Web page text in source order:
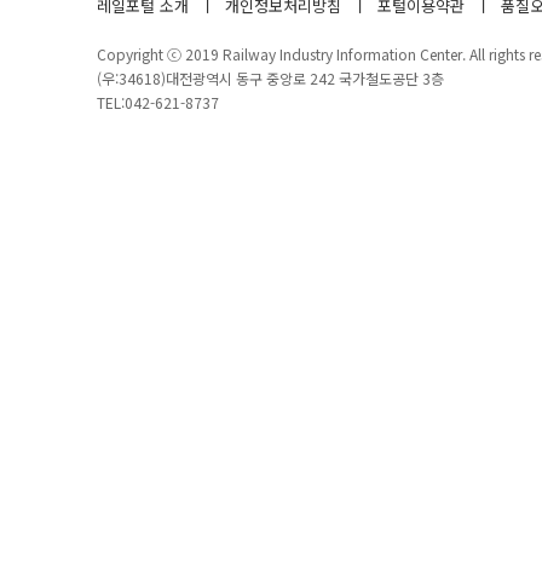
레일포털 소개 개인정보처리방침 포털이용약관 품질
Copyright ⓒ 2019 Railway Industry Information Center. All rights
(우:34618)대전광역시 동구 중앙로 242 국가철도공단 3층
TEL:042-621-8737